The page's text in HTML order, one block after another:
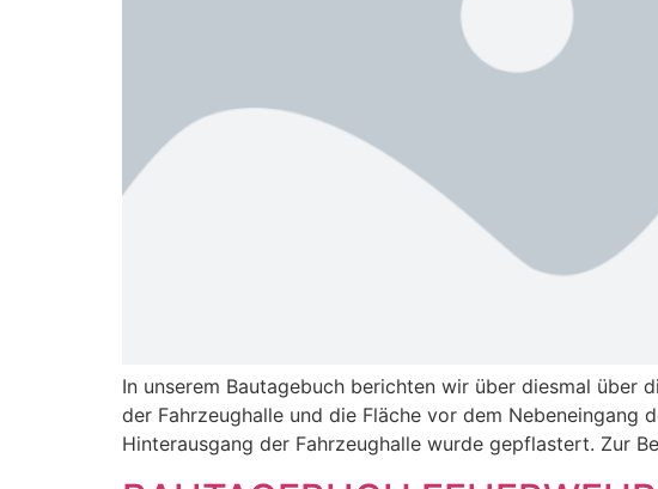
In unserem Bautagebuch berichten wir über diesmal über
der Fahrzeughalle und die Fläche vor dem
Hinterausgang der Fahrzeughalle wurde gepflastert. Zur